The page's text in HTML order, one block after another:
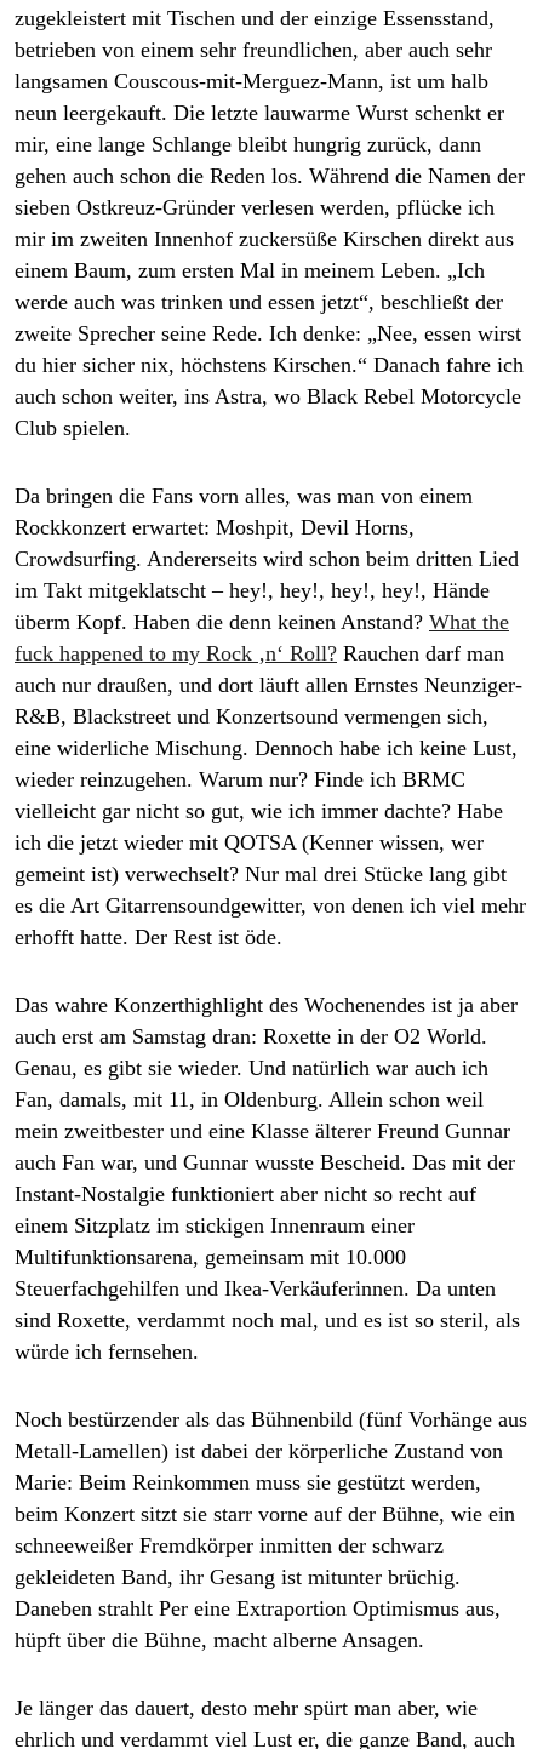
zugekleistert mit Tischen und der einzige Essensstand,
betrieben von einem sehr freundlichen, aber auch sehr
langsamen Couscous-mit-Merguez-Mann, ist um halb
neun leergekauft. Die letzte lauwarme Wurst schenkt er
mir, eine lange Schlange bleibt hungrig zurück, dann
gehen auch schon die Reden los. Während die Namen der
sieben Ostkreuz-Gründer verlesen werden, pflücke ich
mir im zweiten Innenhof zuckersüße Kirschen direkt aus
einem Baum, zum ersten Mal in meinem Leben. „Ich
werde auch was trinken und essen jetzt“, beschließt der
zweite Sprecher seine Rede. Ich denke: „Nee, essen wirst
du hier sicher nix, höchstens Kirschen.“ Danach fahre ich
auch schon weiter, ins Astra, wo Black Rebel Motorcycle
Club spielen.
Da bringen die Fans vorn alles, was man von einem
Rockkonzert erwartet: Moshpit, Devil Horns,
Crowdsurfing. Andererseits wird schon beim dritten Lied
im Takt mitgeklatscht – hey!, hey!, hey!, hey!, Hände
überm Kopf. Haben die denn keinen Anstand? What the
fuck happened to my Rock ‚n‘ Roll? Rauchen darf man
auch nur draußen, und dort läuft allen Ernstes Neunziger-
R&B, Blackstreet und Konzertsound vermengen sich,
eine widerliche Mischung. Dennoch habe ich keine Lust,
wieder reinzugehen. Warum nur? Finde ich BRMC
vielleicht gar nicht so gut, wie ich immer dachte? Habe
ich die jetzt wieder mit QOTSA (Kenner wissen, wer
gemeint ist) verwechselt? Nur mal drei Stücke lang gibt
es die Art Gitarrensoundgewitter, von denen ich viel mehr
erhofft hatte. Der Rest ist öde.
Das wahre Konzerthighlight des Wochenendes ist ja aber
auch erst am Samstag dran: Roxette in der O2 World.
Genau, es gibt sie wieder. Und natürlich war auch ich
Fan, damals, mit 11, in Oldenburg. Allein schon weil
mein zweitbester und eine Klasse älterer Freund Gunnar
auch Fan war, und Gunnar wusste Bescheid. Das mit der
Instant-Nostalgie funktioniert aber nicht so recht auf
einem Sitzplatz im stickigen Innenraum einer
Multifunktionsarena, gemeinsam mit 10.000
Steuerfachgehilfen und Ikea-Verkäuferinnen. Da unten
sind Roxette, verdammt noch mal, und es ist so steril, als
würde ich fernsehen.
Noch bestürzender als das Bühnenbild (fünf Vorhänge aus
Metall-Lamellen) ist dabei der körperliche Zustand von
Marie: Beim Reinkommen muss sie gestützt werden,
beim Konzert sitzt sie starr vorne auf der Bühne, wie ein
schneeweißer Fremdkörper inmitten der schwarz
gekleideten Band, ihr Gesang ist mitunter brüchig.
Daneben strahlt Per eine Extraportion Optimismus aus,
hüpft über die Bühne, macht alberne Ansagen.
Je länger das dauert, desto mehr spürt man aber, wie
ehrlich und verdammt viel Lust er, die ganze Band, auch